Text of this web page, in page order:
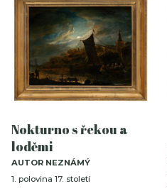
Nokturno s řekou a
loděmi
AUTOR NEZNÁMÝ
1. polovina 17. století